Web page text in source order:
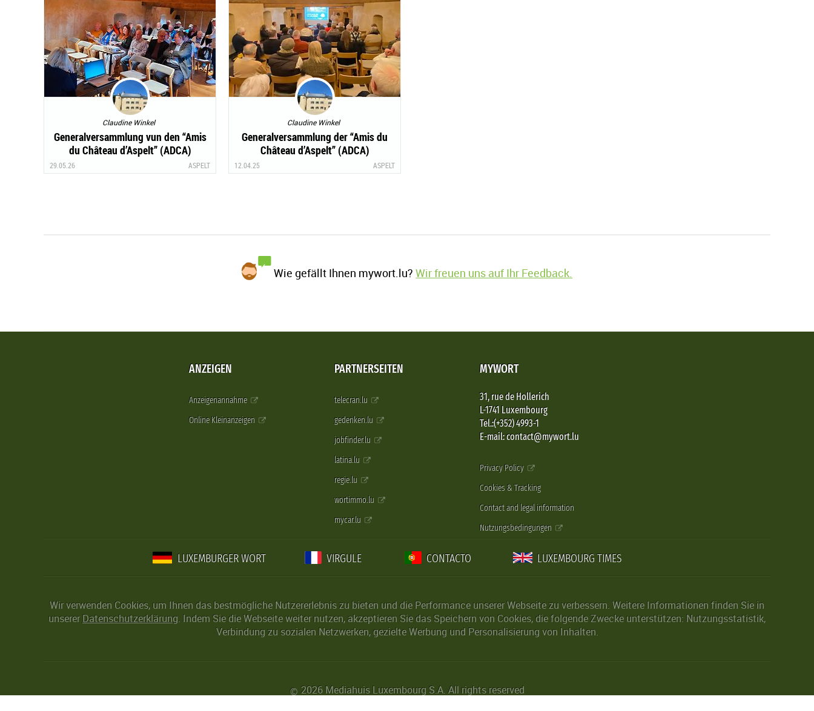
Claudine Winkel
Generalversammlung vun den “Amis
du Château d’Aspelt” (ADCA)
29.05.26 ASPELT
Claudine Winkel
Generalversammlung der “Amis du
Château d’Aspelt” (ADCA)
12.04.25 ASPELT
Wie gefällt Ihnen mywort.lu?Wir freuen uns auf Ihr Feedback.
ANZEIGEN
Anzeigenannahme
Online Kleinanzeigen
PARTNERSEITEN
telecran.lu
gedenken.lu
jobfinder.lu
latina.lu
regie.lu
wortimmo.lu
mycar.lu
MYWORT
31, rue de Hollerich
L-1741 Luxembourg
Tel.:(+352) 4993-1
E-mail: contact@mywort.lu
Privacy Policy
Cookies & Tracking
Contact and legal information
Nutzungsbedingungen
LUXEMBURGER WORT VIRGULE CONTACTO LUXEMBOURG TIMES
Wir verwenden Cookies, um Ihnen das bestmögliche Nutzererlebnis zu bieten und die Performance unserer Webseite zu verbessern. Weitere Informationen finden Sie in
unserer Datenschutzerklärung. Indem Sie die Webseite weiter nutzen, akzeptieren Sie das Speichern von Cookies, die folgende Zwecke unterstützen: Nutzungsstatistik,
Verbindung zu sozialen Netzwerken, gezielte Werbung und Personalisierung von Inhalten.
© 2026 Mediahuis Luxembourg S.A. All rights reserved